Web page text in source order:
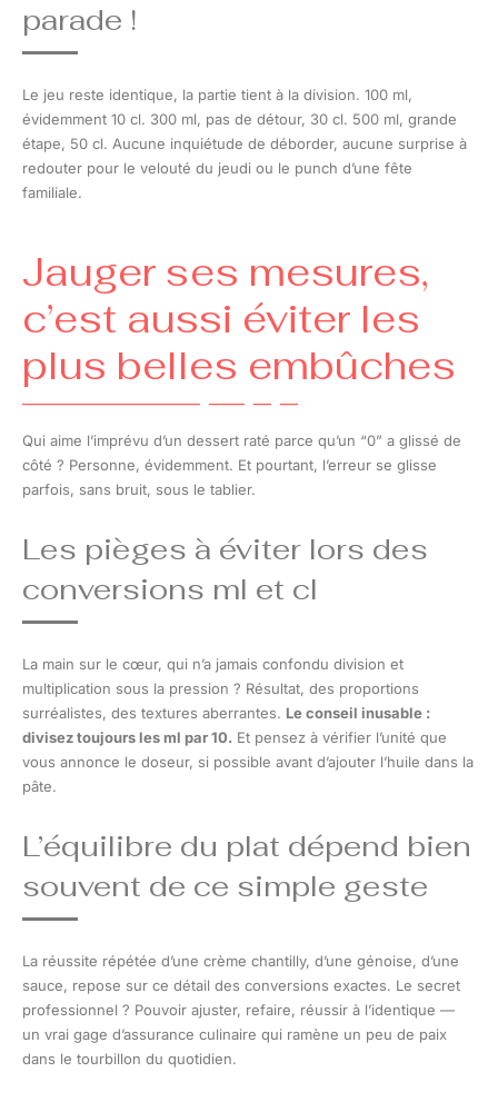
parade !
Le jeu reste identique, la partie tient à la division. 100 ml,
évidemment 10 cl. 300 ml, pas de détour, 30 cl. 500 ml, grande
étape, 50 cl. Aucune inquiétude de déborder, aucune surprise à
redouter pour le velouté du jeudi ou le punch d’une fête
familiale.
Jauger ses mesures,
c’est aussi éviter les
plus belles embûches
Qui aime l’imprévu d’un dessert raté parce qu’un “0” a glissé de
côté ? Personne, évidemment. Et pourtant, l’erreur se glisse
parfois, sans bruit, sous le tablier.
Les pièges à éviter lors des
conversions ml et cl
La main sur le cœur, qui n’a jamais confondu division et
multiplication sous la pression ? Résultat, des proportions
surréalistes, des textures aberrantes. Le conseil inusable :
divisez toujours les ml par 10. Et pensez à vérifier l’unité que
vous annonce le doseur, si possible avant d’ajouter l’huile dans la
pâte.
L’équilibre du plat dépend bien
souvent de ce simple geste
La réussite répétée d’une crème chantilly, d’une génoise, d’une
sauce, repose sur ce détail des conversions exactes. Le secret
professionnel ? Pouvoir ajuster, refaire, réussir à l’identique —
un vrai gage d’assurance culinaire qui ramène un peu de paix
dans le tourbillon du quotidien.